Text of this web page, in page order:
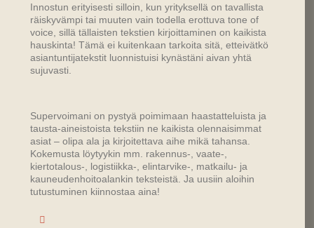
Innostun erityisesti silloin, kun yrityksellä on tavallista
räiskyvämpi tai muuten vain todella erottuva tone of
voice, sillä tällaisten tekstien kirjoittaminen on kaikista
hauskinta! Tämä ei kuitenkaan tarkoita sitä, etteivätkö
asiantuntijatekstit luonnistuisi kynästäni aivan yhtä
sujuvasti.
Supervoimani on pystyä poimimaan haastatteluista ja
tausta-aineistoista tekstiin ne kaikista olennaisimmat
asiat – olipa ala ja kirjoitettava aihe mikä tahansa.
Kokemusta löytyykin mm. rakennus-, vaate-,
kiertotalous-, logistiikka-, elintarvike-, matkailu- ja
kauneudenhoitoalankin teksteistä. Ja uusiin aloihin
tutustuminen kiinnostaa aina!